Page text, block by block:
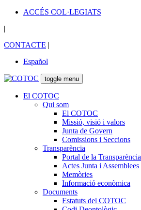
ACCÉS COL·LEGIATS
|
CONTACTE |
Español
toggle menu
El COTOC
Qui som
El COTOC
Missió, visió i valors
Junta de Govern
Comissions i Seccions
Transparència
Portal de la Transparència
Actes Junta i Assemblees
Memòries
Informació econòmica
Documents
Estatuts del COTOC